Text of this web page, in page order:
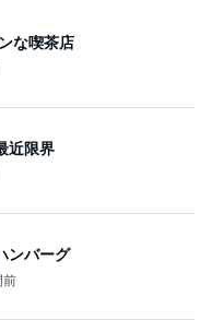
な喫茶店
近限界
ンバーグ
前